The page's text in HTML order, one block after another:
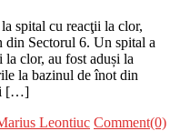
spital cu reacţii la clor,
din Sectorul 6. Un spital a
clor, au fost aduși la
la bazinul de înot din
[…]
Leontiuc Comment(0)